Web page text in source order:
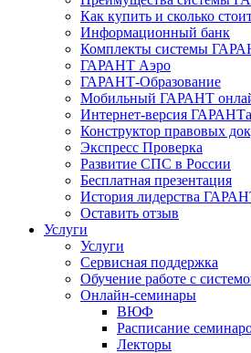
Как купить и сколько
Информационный банк
Комплекты системы
ГАРАНТ Аэро
ГАРАНТ-Образование
Мобильный ГАРАНТ
Интернет-версия ГАРАНТа
Конструктор правовых
Экспресс Проверка
Развитие СПС в России
Бесплатная презентация
История лидерства
Оставить отзыв
Услуги
Услуги
Сервисная поддержка
Обучение работе с
Онлайн-семинары
ВЮФ
Расписание
Лекторы